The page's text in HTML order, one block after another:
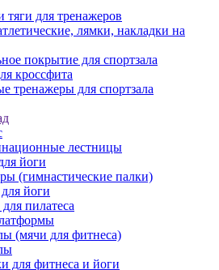
тяги для тренажеров
лямки, накладки на
покрытие для спортзала
кроссфита
тренажеры для спортзала
лестницы
йоги
(гимнастические палки)
йоги
пилатеса
(мячи для фитнеса)
для фитнеса и йоги